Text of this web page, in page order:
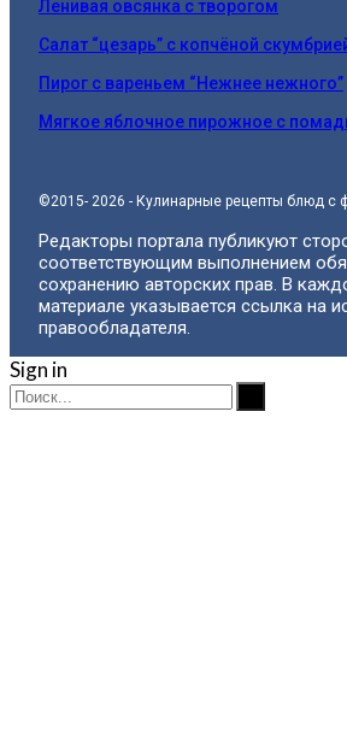
Ленивая овсянка с творогом
Салат “цезарь” с копчёной
Пирог с вареньем “Нежнее нежного”
Мягкое яблочное пирожное с
©2015- 2026 - Кулинарные рецепты блюд с
Редакторы портала публикуют
соответствующим выполнением
сохранению авторских прав. В
материале указывается ссылка на
правообладателя.
Sign in